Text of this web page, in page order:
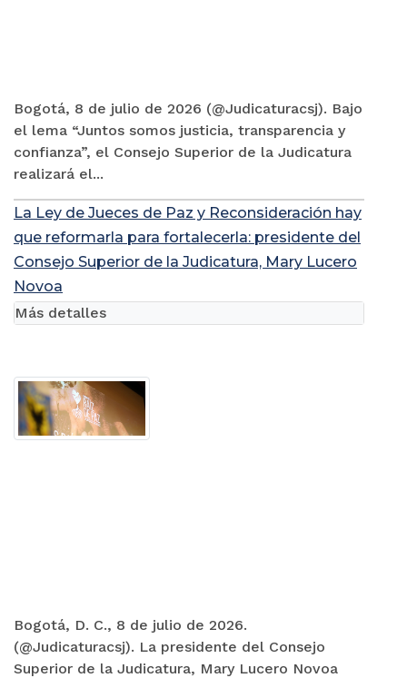
Bogotá, 8 de julio de 2026 (@Judicaturacsj). Bajo
el lema “Juntos somos justicia, transparencia y
confianza”, el Consejo Superior de la Judicatura
realizará el...
La Ley de Jueces de Paz y Reconsideración hay
que reformarla para fortalecerla: presidente del
Consejo Superior de la Judicatura, Mary Lucero
Novoa
Bogotá, D. C., 8 de julio de 2026.
(@Judicaturacsj). La presidente del Consejo
Superior de la Judicatura, Mary Lucero Novoa
Más detalles